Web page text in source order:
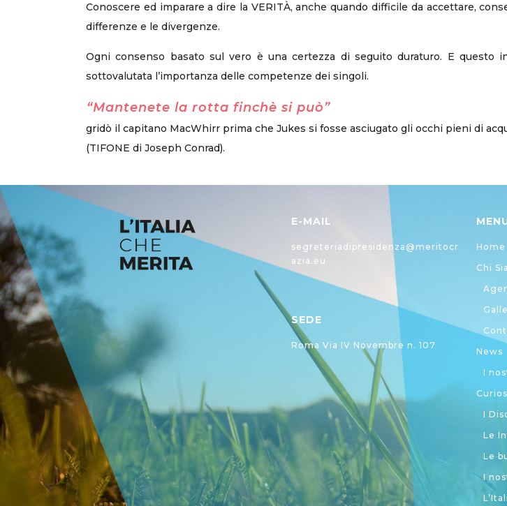
Conoscere ed imparare a dire la VERITÀ, anche quando difficile da accettare,
differenze e le divergenze.
Ogni consenso basato sul vero è una certezza di seguito duraturo. E
sottovalutata l’importanza delle competenze dei singoli.
“Mantenete la rotta finchè si può”
gridò il capitano MacWhirr prima che Jukes si fosse asciugato gli occhi pieni di
(TIFONE di Joseph Conrad).
E-MAIL
segreteriadipresidenza@meritocr
azia.eu
SEDE
Roma Via IV Novembre n. 107
Home
Chi
News
I
I
Le
Le
I